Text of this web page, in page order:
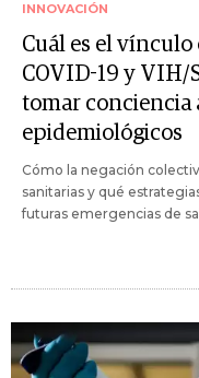
INNOVACIÓN
Cuál es el
COVID-19 y VIH/
tomar conciencia
epidemiológicos
Cómo la negación
sanitarias y qué
futuras emergencias de